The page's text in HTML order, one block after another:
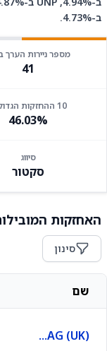
ב-4.73%.
מספר ניירות הערך
41
10 ההחזקות הגדולות
46.03%
סיווג
סקטור
האחזקות
סינון
שם
Deutsche Post AG (UK)